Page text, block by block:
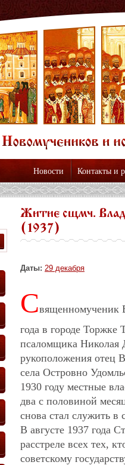
Новости Контакты и
Житие сщмч.
(1937)
Даты: 29 декабря
Священномученик
года в городе Торжке
псаломщика Николая
рукоположения отец
села Островно
1930 году местные
два с половиной
снова стал служить в
В августе 1937 года
расстреле всех тех,
советскому